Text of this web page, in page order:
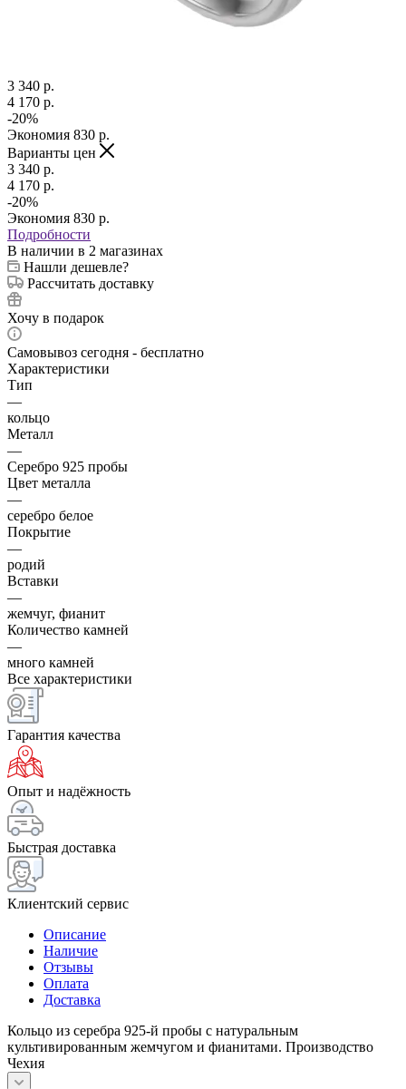
3 340 p.
4 170 p.
-20%
Экономия 830 p.
Варианты цен
3 340 p.
4 170 p.
-20%
Экономия 830 p.
Подробности
В наличии в 2 магазинах
Нашли дешевле?
Рассчитать доставку
Хочу в подарок
Самовывоз сегодня - бесплатно
Характеристики
Тип
—
кольцо
Металл
—
Серебро 925 пробы
Цвет металла
—
серебро белое
Покрытие
—
родий
Вставки
—
жемчуг, фианит
Количество камней
—
много камней
Все характеристики
Гарантия качества
Опыт и надёжность
Быстрая доставка
Клиентский сервис
Описание
Наличие
Отзывы
Оплата
Доставка
Кольцо из серебра 925-й пробы с натуральным
культивированным жемчугом и фианитами. Производство
Чехия